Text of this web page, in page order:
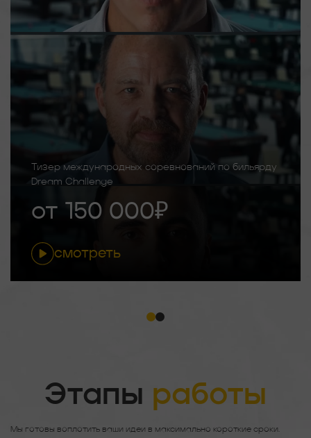
Тизер международных соревнований по бильярду
Dream Challenge
от 150 000₽
смотреть
Этапы работы
Мы готовы воплотить ваши идеи в максимально короткие сроки.